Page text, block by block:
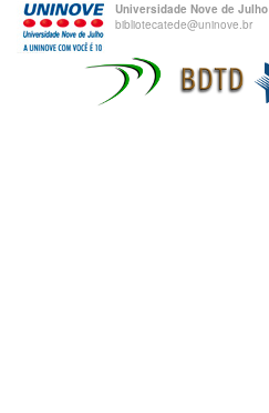
Universidade Nove de Julho
bibliotecatede@uninove.br